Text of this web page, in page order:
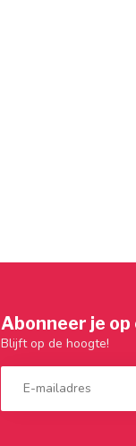
Abonneer je
Blijft op de hoogte!